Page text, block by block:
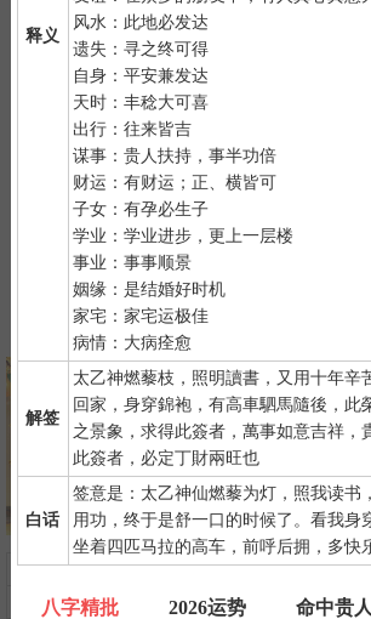
释义
风水：此地必发达
遗失：寻之终可得
自身：平安兼发达
天时：丰稔大可喜
出行：往来皆吉
谋事：贵人扶持，事半功倍
财运：有财运；正、横皆可
子女：有孕必生子
学业：学业进步，更上一层楼
事业：事事顺景
姻缘：是结婚好时机
家宅：家宅运极佳
病情：大病痊愈
解签
太乙神燃藜枝，照明讀書，又用十年辛
回家，身穿錦袍，有高車駟馬隨後，此
之景象，求得此簽者，萬事如意吉祥，
此簽者，必定丁財兩旺也
白话
签意是：太乙神仙燃藜为灯，照我读书
用功，终于是舒一口的时候了。看我身
坐着四匹马拉的高车，前呼后拥，多快
八字精批 2026运势 命中贵人
一点是阴阳相接之时，最适宜抽签，抽签的信
和打雷下大雨时不要抽签，因为此时信息不稳。
紫微详批 奇门遁甲
八字终身运 河洛一生婚禄
问前程 命中贵人
命中小人
命中劫财